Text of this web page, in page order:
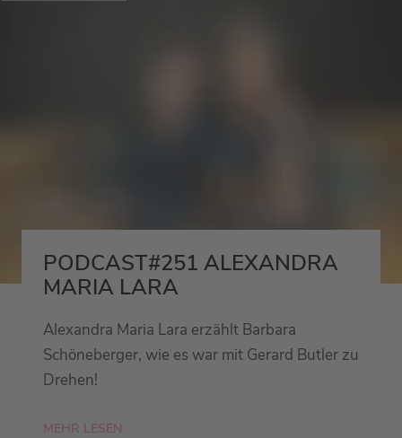
PODCAST#251 ALEXANDRA
MARIA LARA
Alexandra Maria Lara erzählt Barbara
Schöneberger, wie es war mit Gerard Butler zu
Drehen!
MEHR LESEN